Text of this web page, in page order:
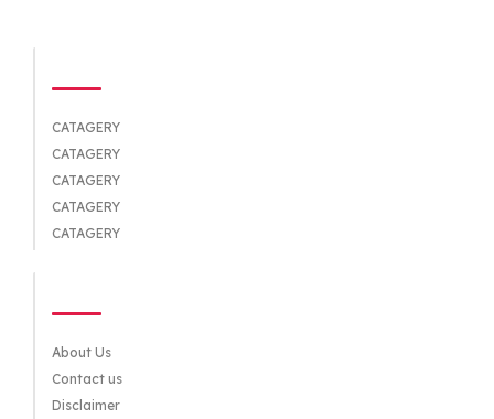
CATAGERY
CATAGERY
CATAGERY
CATAGERY
CATAGERY
About Us
Contact us
Disclaimer